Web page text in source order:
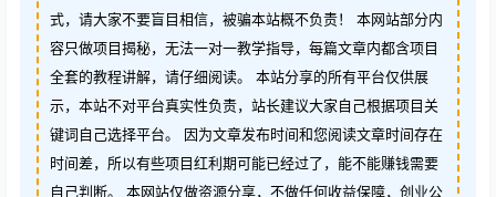
式，请大家不要盲目相信，被骗本站概不负责！ 本网站部分内
容只做项目揭秘，无法一对一教学指导，每篇文章内都含项目
全套的教程讲解，请仔细阅读。 本站分享的所有平台仅供展
示，本站不对平台真实性负责，站长建议大家自己根据项目关
键词自己选择平台。 因为文章发布时间和您阅读文章时间存在
时间差，所以有些项目红利期可能已经过了，能不能赚钱需要
自己判断。 本网站仅做资源分享，不做任何收益保障，创业公